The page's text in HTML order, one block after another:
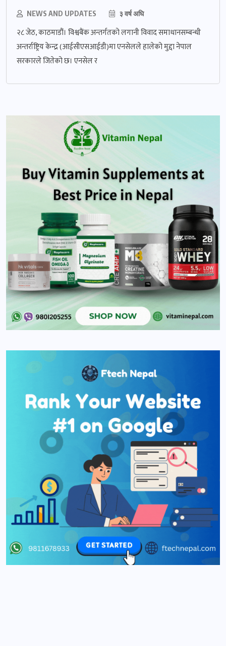
NEWS AND UPDATES ३ वर्ष अघि
२८ जेठ, काठमाडौं। विश्वबैंक अन्तर्गतको लगानी विवाद समाधानसम्बन्धी
अन्तर्राष्ट्रिय केन्द्र (आईसीएसआईडी)मा एनसेलले हालेको मुद्दा नेपाल
सरकारले जितेको छ। एनसेल र